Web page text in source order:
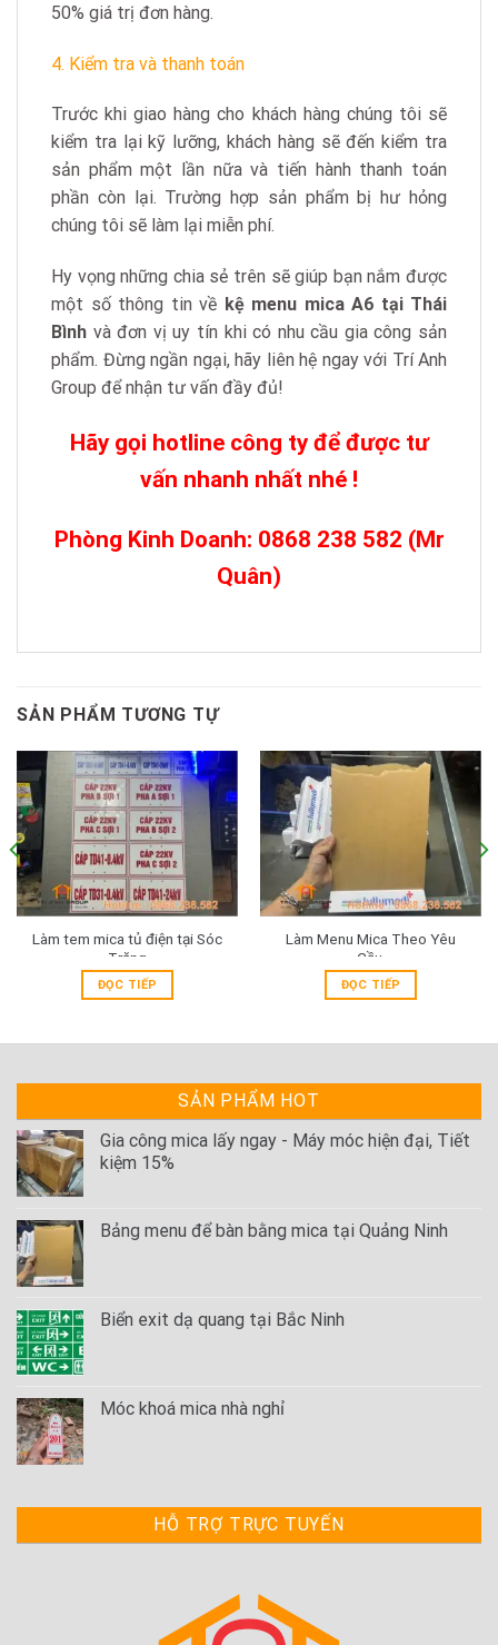
50% giá trị đơn hàng.
4. Kiểm tra và thanh toán
Trước khi giao hàng cho khách hàng chúng tôi sẽ
kiểm tra lại kỹ lưỡng, khách hàng sẽ đến kiểm tra
sản phẩm một lần nữa và tiến hành thanh toán
phần còn lại. Trường hợp sản phẩm bị hư hỏng
chúng tôi sẽ làm lại miễn phí.
Hy vọng những chia sẻ trên sẽ giúp bạn nắm được
một số thông tin về kệ menu mica A6 tại Thái
Bình và đơn vị uy tín khi có nhu cầu gia công sản
phẩm. Đừng ngần ngại, hãy liên hệ ngay với Trí Anh
Group để nhận tư vấn đầy đủ!
Hãy gọi hotline công ty để được tư
vấn nhanh nhất nhé !
Phòng Kinh Doanh: 0868 238 582 (Mr
Quân)
SẢN PHẨM TƯƠNG TỰ
Làm tem mica tủ điện tại Sóc
Trăng
ĐỌC TIẾP
Làm Menu Mica Theo Yêu
Cầu
ĐỌC TIẾP
SẢN PHẨM HOT
Gia công mica lấy ngay - Máy móc hiện đại, Tiết
kiệm 15%
Bảng menu để bàn bằng mica tại Quảng Ninh
Biển exit dạ quang tại Bắc Ninh
Móc khoá mica nhà nghỉ
HỖ TRỢ TRỰC TUYẾN